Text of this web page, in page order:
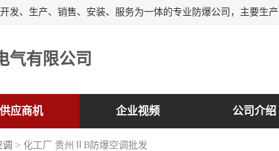
气有限公司
供应商机 企业视频 公司介绍
调 > 化工厂 贵州ⅡB防爆空调批发